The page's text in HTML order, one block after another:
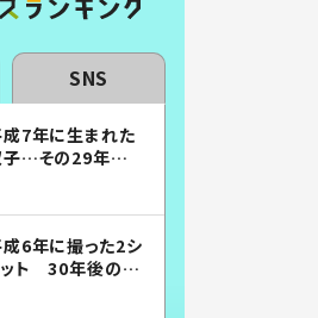
SNS
7年に生まれた
子…その29年後
6年に撮った2シ
ット 30年後の姿